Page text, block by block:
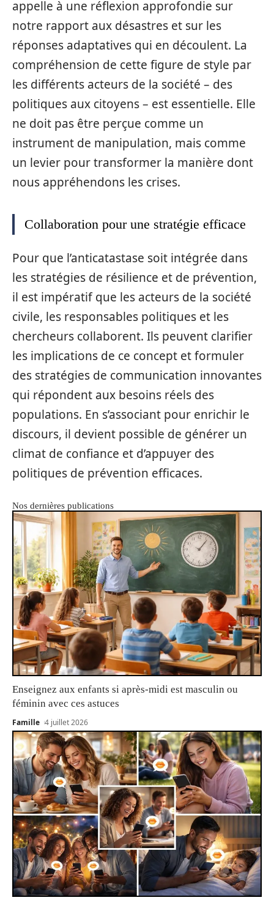
appelle à une réflexion approfondie sur
notre rapport aux désastres et sur les
réponses adaptatives qui en découlent. La
compréhension de cette figure de style par
les différents acteurs de la société – des
politiques aux citoyens – est essentielle. Elle
ne doit pas être perçue comme un
instrument de manipulation, mais comme
un levier pour transformer la manière dont
nous appréhendons les crises.
Collaboration pour une stratégie efficace
Pour que l’anticatastase soit intégrée dans
les stratégies de résilience et de prévention,
il est impératif que les acteurs de la société
civile, les responsables politiques et les
chercheurs collaborent. Ils peuvent clarifier
les implications de ce concept et formuler
des stratégies de communication innovantes
qui répondent aux besoins réels des
populations. En s’associant pour enrichir le
discours, il devient possible de générer un
climat de confiance et d’appuyer des
politiques de prévention efficaces.
Nos dernières publications
Enseignez aux enfants si après-midi est masculin ou
féminin avec ces astuces
Famille 4 juillet 2026